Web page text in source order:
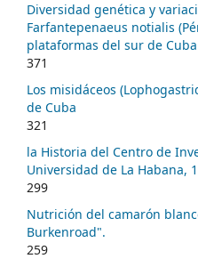
Diversidad genética y
Farfantepenaeus notialis
plataformas del sur de Cuba
371
Los misidáceos
de Cuba
321
la Historia del Centro de
Universidad de La Habana,
299
Nutrición del camarón
Burkenroad".
259